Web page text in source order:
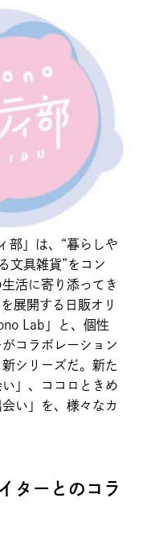
部」は、“暮らしや
文具雑貨”をコン
活に寄り添ってき
展開する日販オリ
Lab」と、個性
コラボレーション
シリーズだ。新た
」、ココロときめ
い」を、様々なカ
ターとのコラ